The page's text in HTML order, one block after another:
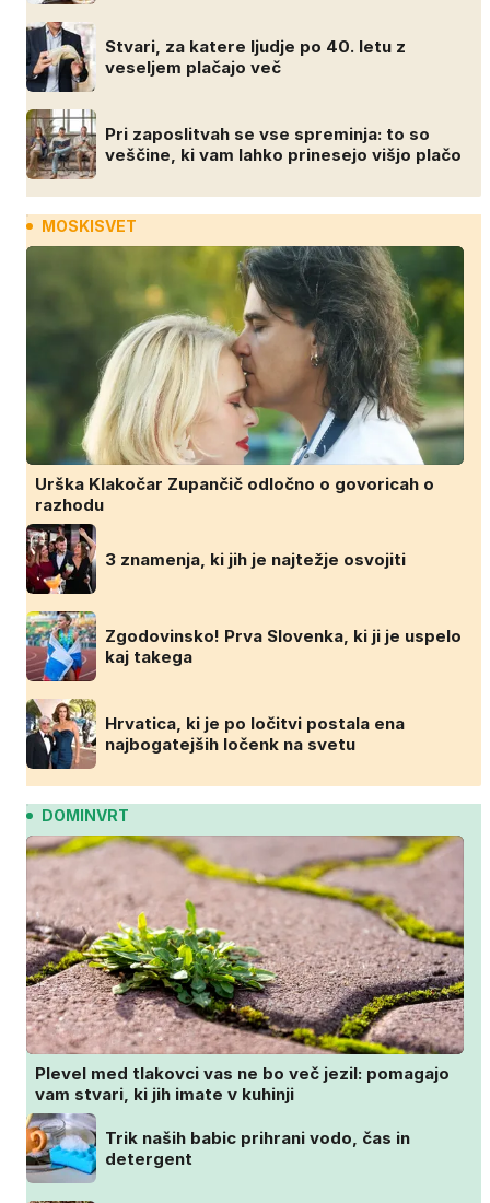
Stvari, za katere ljudje po 40. letu z
veseljem plačajo več
Pri zaposlitvah se vse spreminja: to so
veščine, ki vam lahko prinesejo višjo plačo
MOSKISVET
Urška Klakočar Zupančič odločno o govoricah o
razhodu
3 znamenja, ki jih je najtežje osvojiti
Zgodovinsko! Prva Slovenka, ki ji je uspelo
kaj takega
Hrvatica, ki je po ločitvi postala ena
najbogatejših ločenk na svetu
DOMINVRT
Plevel med tlakovci vas ne bo več jezil: pomagajo
vam stvari, ki jih imate v kuhinji
Trik naših babic prihrani vodo, čas in
detergent